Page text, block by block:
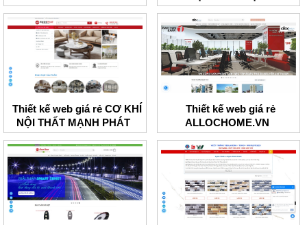
Thiết kế web giá rẻ CƠ KHÍ
NỘI THẤT MẠNH PHÁT
Thiết kế web giá rẻ
ALLOCHOME.VN